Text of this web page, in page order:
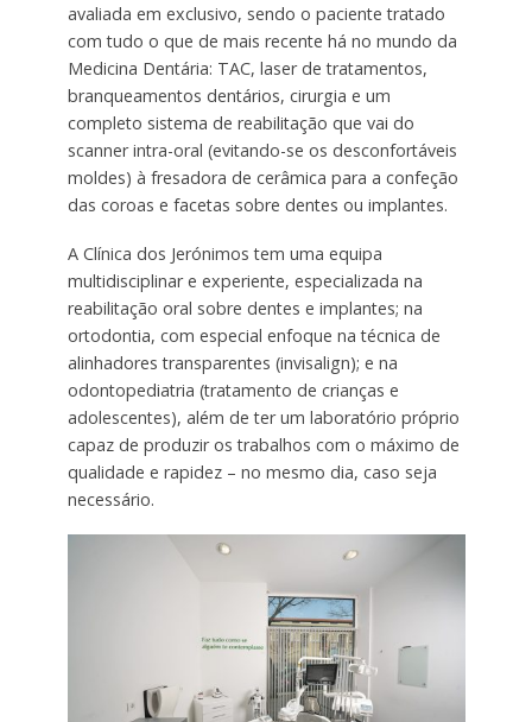
avaliada em exclusivo, sendo o paciente tratado
com tudo o que de mais recente há no mundo da
Medicina Dentária: TAC, laser de tratamentos,
branqueamentos dentários, cirurgia e um
completo sistema de reabilitação que vai do
scanner intra-oral (evitando-se os desconfortáveis
moldes) à fresadora de cerâmica para a confeção
das coroas e facetas sobre dentes ou implantes.
A Clínica dos Jerónimos tem uma equipa
multidisciplinar e experiente, especializada na
reabilitação oral sobre dentes e implantes; na
ortodontia, com especial enfoque na técnica de
alinhadores transparentes (invisalign); e na
odontopediatria (tratamento de crianças e
adolescentes), além de ter um laboratório próprio
capaz de produzir os trabalhos com o máximo de
qualidade e rapidez – no mesmo dia, caso seja
necessário.